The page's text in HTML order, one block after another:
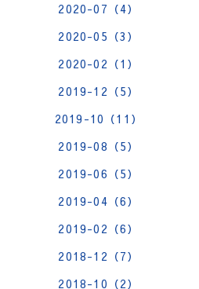
2020-07（4）
2020-05（3）
2020-02（1）
2019-12（5）
2019-10（11）
2019-08（5）
2019-06（5）
2019-04（6）
2019-02（6）
2018-12（7）
2018-10（2）